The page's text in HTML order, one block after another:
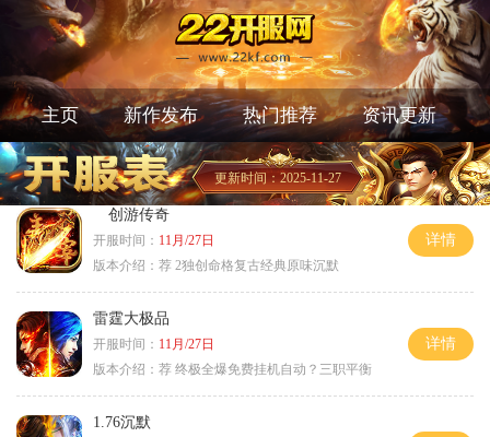
主页 新作发布 热门推荐 资讯更新
更新时间：2025-11-27
创游传奇
开服时间： 11月/27日
版本介绍： 荐 2独创命格复古经典原味沉默
详情
雷霆大极品
开服时间： 11月/27日
版本介绍： 荐 终极全爆免费挂机自动？三职平衡
详情
1.76沉默